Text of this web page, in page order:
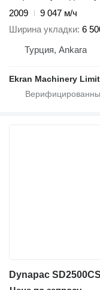
2009
9 047 м/ч
Ширина укладки 6
Турция, Ankara
Ekran Machinery
Dynapac SD2500CS